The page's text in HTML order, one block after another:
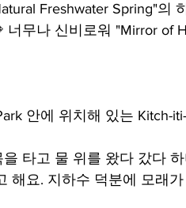
Freshwater Spring"의
너무나 신비로워 "Mirror of
안에 위치해 있는 Kitch-
을 타고 물 위를 왔다 갔다
해요. 지하수 덕분에 모래